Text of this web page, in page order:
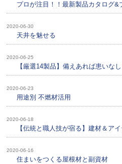
プロが注目！！最新製品カタログ&
2020-06-30
天井を魅せる
2020-06-25
【厳選14製品】備えあれば患いな
2020-06-23
用途別 不燃材活用
2020-06-18
【伝統と職人技が宿る】建材＆ア
2020-06-16
住まいをつくる屋根材と副資材